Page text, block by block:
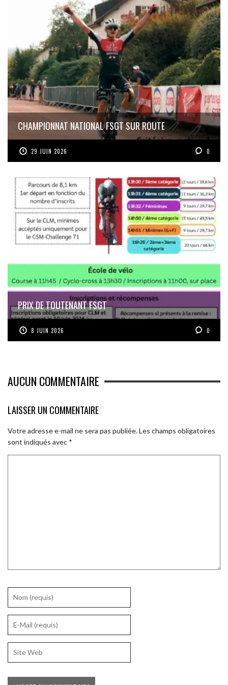
CHAMPIONNAT NATIONAL FSGT SUR ROUTE
29 JUIN 2026 0
PRIX DE TOUTENANT FSGT
8 JUIN 2026 0
AUCUN COMMENTAIRE
LAISSER UN COMMENTAIRE
Votre adresse e-mail ne sera pas publiée.Les champs obligatoires
sont indiqués avec *